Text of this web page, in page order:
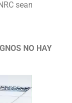
sean
NO HAY